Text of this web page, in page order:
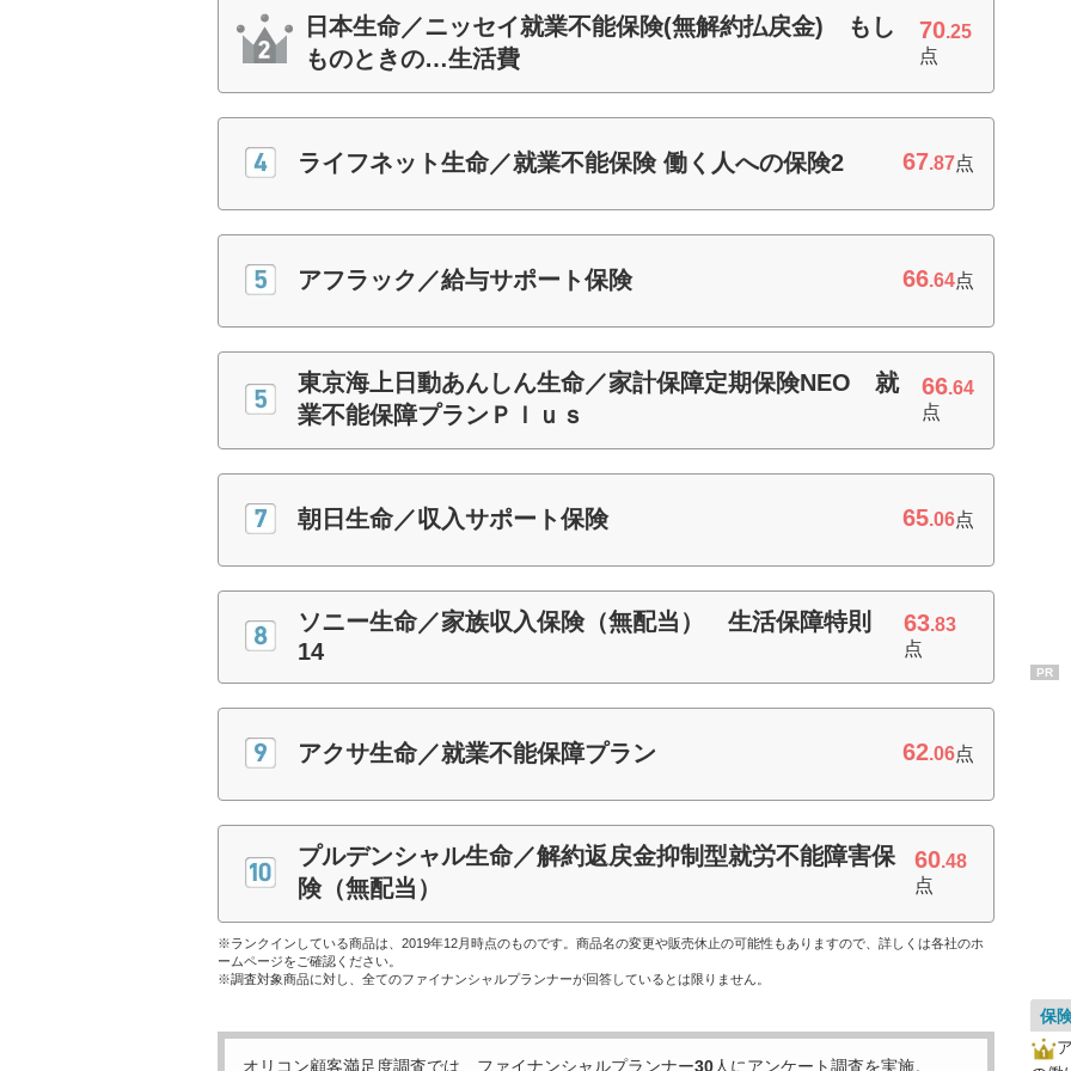
日本生命／ニッセイ就業不能保険(無解約払戻金) もし
ものときの…生活費
70.25
点
ライフネット生命／就業不能保険 働く人への保険2 67.87点
アフラック／給与サポート保険 66.64点
東京海上日動あんしん生命／家計保障定期保険NEO 就
業不能保障プランＰｌｕｓ
66.64
点
朝日生命／収入サポート保険 65.06点
ソニー生命／家族収入保険（無配当） 生活保障特則
14
63.83
点
アクサ生命／就業不能保障プラン 62.06点
プルデンシャル生命／解約返戻金抑制型就労不能障害保
険（無配当）
60.48
点
※ランクインしている商品は、2019年12月時点のものです。商品名の変更や販売休止の可能性もありますので、詳しくは各社のホ
ームページをご確認ください。
※調査対象商品に対し、全てのファイナンシャルプランナーが回答しているとは限りません。
オリコン顧客満足度調査では、ファイナンシャルプランナー30人にアンケート調査を実施。
PR
保